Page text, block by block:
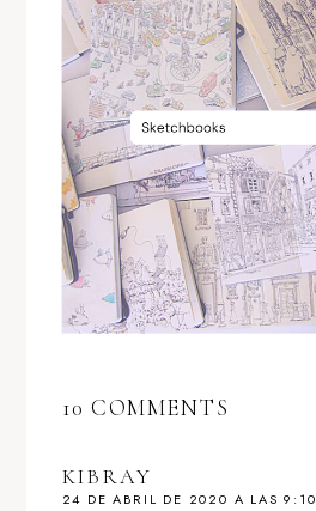
10 COMMENTS
KIBRAY
24 DE ABRIL DE 2020 A LAS 9:10